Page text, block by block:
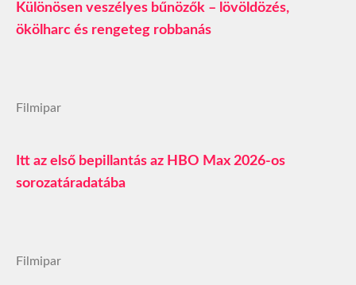
Különösen veszélyes bűnözők – lövöldözés,
ökölharc és rengeteg robbanás
Filmipar
Itt az első bepillantás az HBO Max 2026-os
sorozatáradatába
Filmipar